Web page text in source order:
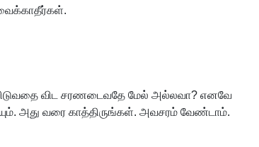
விட சரணடைவதே மேல் அல்லவா? எனவே
அது வரை காத்திருங்கள். அவசரம் வேண்டாம்.